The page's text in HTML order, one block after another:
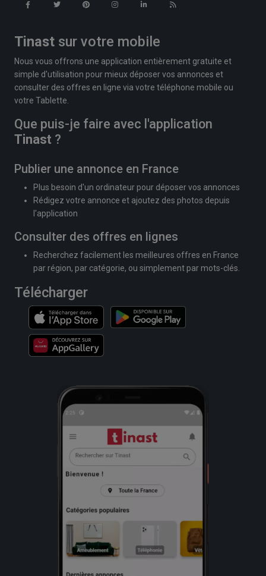
Tinast sur votre mobile
Nous vous offrons une application entièrement gratuite et
simple d'utilisation pour mieux déposer vos annonces et
consulter des offres en ligne via votre téléphone mobile ou
votre Tablette.
Que puis-je faire avec l'application
Tinast ?
Publier une annonce en France
Plus besoin d'un ordinateur pour déposer vos annonces
Rédigez votre annonce et ajoutez des photos depuis
l'application
Consulter des offres en lignes
Recherchez facilement les meilleures offres en France
par région, par catégorie, ou simplement par mots-clés.
Télécharger